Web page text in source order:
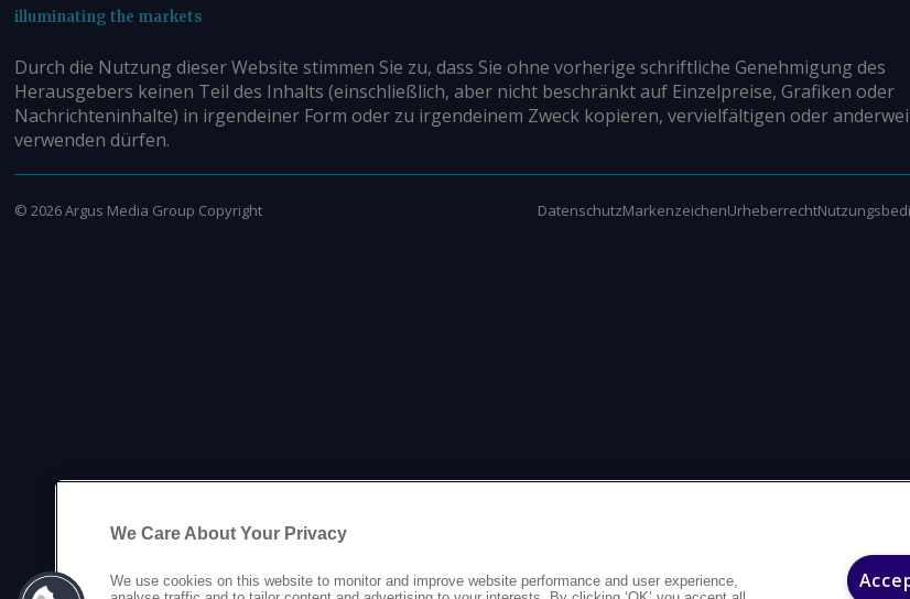
illuminating the markets
Durch die Nutzung dieser Website stimmen Sie zu, dass Sie ohne vorherige schriftliche Genehmigung des
Herausgebers keinen Teil des Inhalts (einschließlich, aber nicht beschränkt auf Einzelpreise, Grafiken oder
Nachrichteninhalte) in irgendeiner Form oder zu irgendeinem Zweck kopieren, vervielfältigen oder
verwenden dürfen.
© 2026Argus Media Group Copyright DatenschutzMarkenzeichenUrheberrecht
We Care About Your Privacy
We use cookies on this website to monitor and improve website performance and user experience,